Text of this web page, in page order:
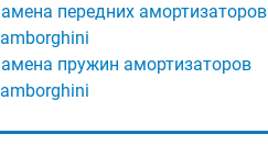
передних амортизаторов
пружин амортизаторов